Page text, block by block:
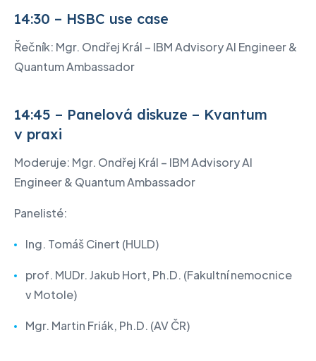
14:30 – HSBC use case
Řečník: Mgr. Ondřej Král – IBM Advisory AI Engineer &
Quantum Ambassador
14:45 – Panelová diskuze – Kvantum
v praxi
Moderuje: Mgr. Ondřej Král – IBM Advisory AI
Engineer & Quantum Ambassador
Panelisté:
Ing. Tomáš Cinert (HULD)
prof. MUDr. Jakub Hort, Ph.D. (Fakultní nemocnice
v Motole)
Mgr. Martin Friák, Ph.D. (AV ČR)